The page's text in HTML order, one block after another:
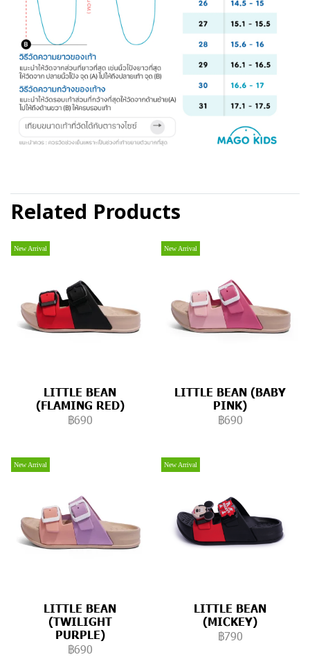
Related Products
New Arrival
LITTLE BEAN
(FLAMING RED)
฿690
New Arrival
LITTLE BEAN (BABY
PINK)
฿690
New Arrival
LITTLE BEAN
(TWILIGHT
PURPLE)
฿690
New Arrival
LITTLE BEAN
(MICKEY)
฿790